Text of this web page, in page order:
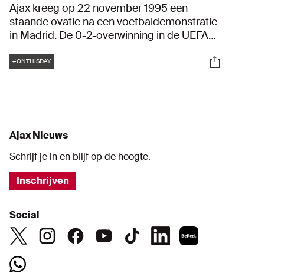
Ajax kreeg op 22 november 1995 een
staande ovatie na een voetbaldemonstratie
in Madrid. De 0-2-overwinning in de UEFA
voor veel ontzag bij het Spaanse publiek. De
Amsterdammers speelden geweldig en
Tags
#ONTHISDAY Socials
Ajax Nieuws
Schrijf je in en blijf op de hoogte.
Inschrijven
Social